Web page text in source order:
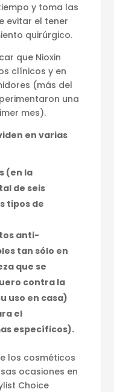
y toma las
evitar el tener
quirúrgico.
que Nioxin
clínicos y en
(más del
una
mes).
en varias
(en la
de seis
tipos de
anti-
tan sólo en
que se
contra la
uso en casa)
el
específicos).
los cosméticos
ocasiones en
Choice